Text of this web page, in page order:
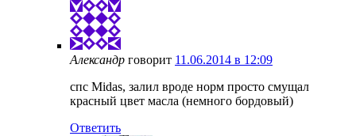
Александр говорит 11.06.2014 в 12:09
спс Midas, залил вроде норм просто смущал
красный цвет масла (немного бордовый)
Ответить